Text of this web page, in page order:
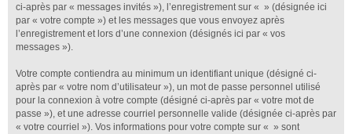
ci-après par « messages invités »), l’enregistrement sur « » (désignée ici
par « votre compte ») et les messages que vous envoyez après
l’enregistrement et lors d’une connexion (désignés ici par « vos
messages »).
Votre compte contiendra au minimum un identifiant unique (désigné ci-
après par « votre nom d’utilisateur »), un mot de passe personnel utilisé
pour la connexion à votre compte (désigné ci-après par « votre mot de
passe »), et une adresse courriel personnelle valide (désignée ci-après par
« votre courriel »). Vos informations pour votre compte sur « » sont